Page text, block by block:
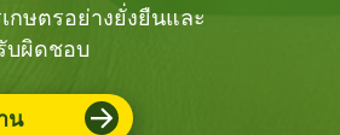
กษตรอย่างยั่งยืนและ
บผิดชอบ
น